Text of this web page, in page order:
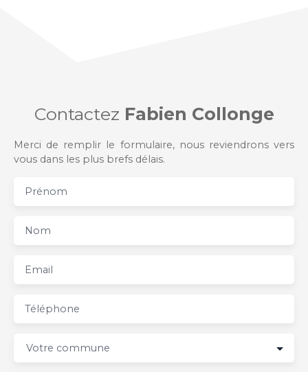
Contactez Fabien Collonge
Merci de remplir le formulaire, nous reviendrons vers
vous dans les plus brefs délais.
Prénom
Nom
Email
Téléphone
Votre commune